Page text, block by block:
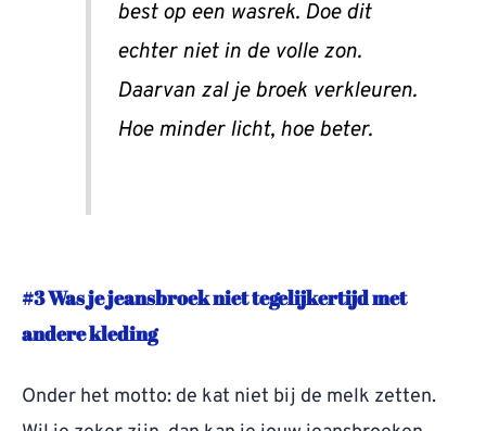
best op een wasrek. Doe dit
echter niet in de volle zon.
Daarvan zal je broek verkleuren.
Hoe minder licht, hoe beter.
#3 Was je jeansbroek niet tegelijkertijd met
andere kleding
Onder het motto: de kat niet bij de melk zetten.